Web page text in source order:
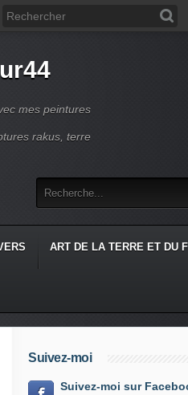
mes peintures
rakus, terre
ART DE LA TERRE ET DU
Suivez-moi
Suivez-moi sur